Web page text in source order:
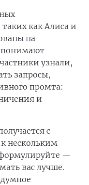
как Алиса и
на
понимают
узнали,
запросы,
промта:
и
с
к нескольким
—
вас лучше.